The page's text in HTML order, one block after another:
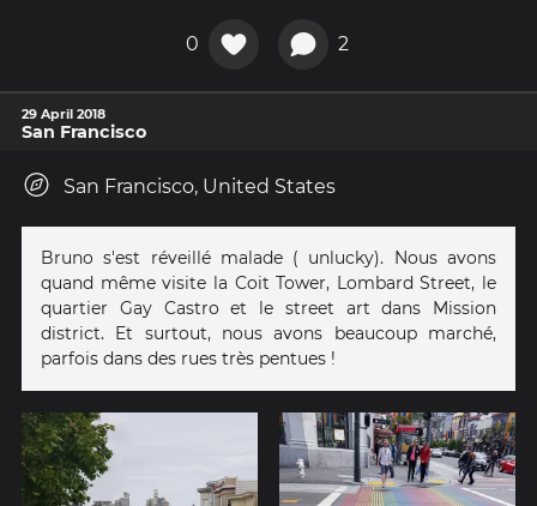
0 2
29 April 2018
San Francisco
San Francisco, United States
Bruno s'est réveillé malade ( unlucky). Nous avons
quand même visite la Coit Tower, Lombard Street, le
quartier Gay Castro et le street art dans Mission
district. Et surtout, nous avons beaucoup marché,
parfois dans des rues très pentues !